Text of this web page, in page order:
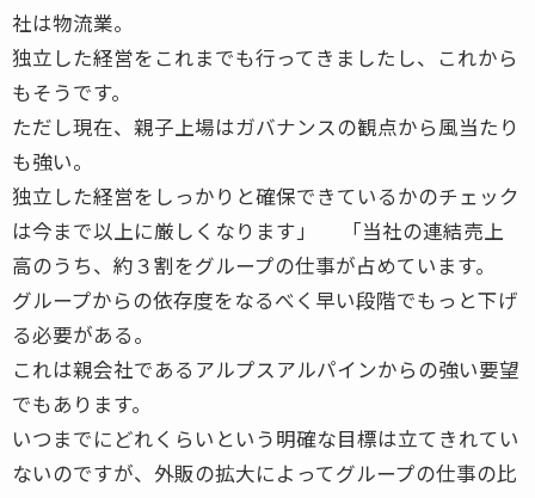
社は物流業。
独立した経営をこれまでも行ってきましたし、これから
もそうです。
ただし現在、親子上場はガバナンスの観点から風当たり
も強い。
独立した経営をしっかりと確保できているかのチェック
は今まで以上に厳しくなります」 「当社の連結売上
高のうち、約３割をグループの仕事が占めています。
グループからの依存度をなるべく早い段階でもっと下げ
る必要がある。
これは親会社であるアルプスアルパインからの強い要望
でもあります。
いつまでにどれくらいという明確な目標は立てきれてい
ないのですが、外販の拡大によってグループの仕事の比